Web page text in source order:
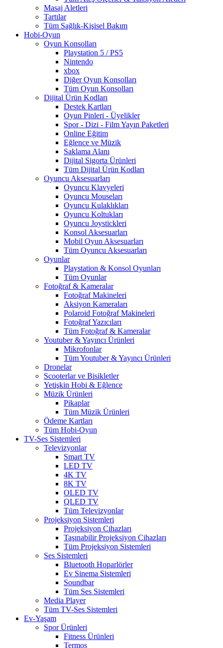
Masaj Aletleri
Tartılar
Tüm Sağlık-Kişisel Bakım
Hobi-Oyun
Oyun Konsolları
Playstation 5 / PS5
Nintendo
xbox
Diğer Oyun Konsolları
Tüm Oyun Konsolları
Dijital Ürün Kodları
Destek Kartları
Oyun Pinleri - Üyelikler
Spor - Dizi - Film Yayın Paketleri
Online Eğitim
Eğlence ve Müzik
Saklama Alanı
Dijital Sigorta Ürünleri
Tüm Dijital Ürün Kodları
Oyuncu Aksesuarları
Oyuncu Klavyeleri
Oyuncu Mouseları
Oyuncu Kulaklıkları
Oyuncu Koltukları
Oyuncu Joystickleri
Konsol Aksesuarları
Mobil Oyun Aksesuarları
Tüm Oyuncu Aksesuarları
Oyunlar
Playstation & Konsol Oyunları
Tüm Oyunlar
Fotoğraf & Kameralar
Fotoğraf Makineleri
Aksiyon Kameraları
Polaroid Fotoğraf Makineleri
Fotoğraf Yazıcıları
Tüm Fotoğraf & Kameralar
Youtuber & Yayıncı Ürünleri
Mikrofonlar
Tüm Youtuber & Yayıncı Ürünleri
Dronelar
Scooterlar ve Bisikletler
Yetişkin Hobi & Eğlence
Müzik Ürünleri
Pikaplar
Tüm Müzik Ürünleri
Ödeme Kartları
Tüm Hobi-Oyun
TV-Ses Sistemleri
Televizyonlar
Smart TV
LED TV
4K TV
8K TV
OLED TV
QLED TV
Tüm Televizyonlar
Projeksiyon Sistemleri
Projeksiyon Cihazları
Taşınabilir Projeksiyon Cihazları
Tüm Projeksiyon Sistemleri
Ses Sistemleri
Bluetooth Hoparlörler
Ev Sinema Sistemleri
Soundbar
Tüm Ses Sistemleri
Media Player
Tüm TV-Ses Sistemleri
Ev-Yaşam
Spor Ürünleri
Fitness Ürünleri
Termos